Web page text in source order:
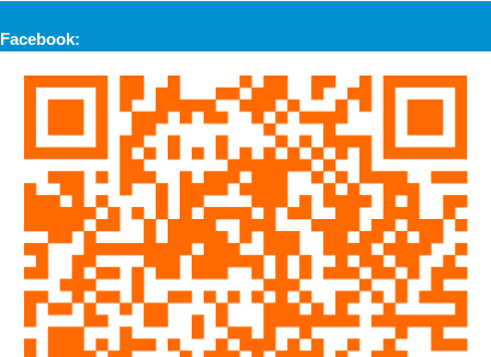
Facebook: